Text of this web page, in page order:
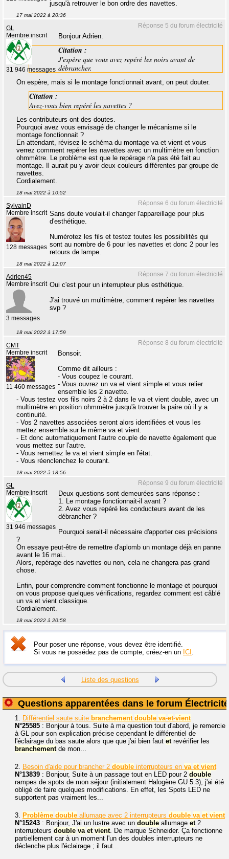
jusqu'à retrouver le bon ordre des navettes.
17 mai 2022 à 20:36
Réponse 5 du forum électricité
GL
Membre inscrit
31 946 messages
Bonjour Adrien.
Citation :
J'espère que vous avez repéré les noirs avant de
débrancher.
On espère, mais si le montage fonctionnait avant, on peut douter.
Citation :
Avez-vous bien repéré les navettes ?
Les contributeurs ont des doutes.
Pourquoi avez vous envisagé de changer le mécanisme si le
montage fonctionnait ?
En attendant, révisez le schéma du montage va et vient et vous
verrez comment repérer les navettes avec un multimètre en fonction
ohmmètre. Le problème est que le repérage n'a pas été fait au
montage. Il aurait pu y avoir deux couleurs différentes par groupe de
navettes.
Cordialement.
18 mai 2022 à 10:52
Réponse 6 du forum électricité
SylvainD
Membre inscrit
128 messages
Sans doute voulait-il changer l'appareillage pour plus
d'esthétique.
Numérotez les fils et testez toutes les possibilités qui
sont au nombre de 6 pour les navettes et donc 2 pour les
retours de lampe.
18 mai 2022 à 12:07
Réponse 7 du forum électricité
Adrien45
Membre inscrit
3 messages
Oui c'est pour un interrupteur plus esthétique.
J'ai trouvé un multimètre, comment repérer les navettes
svp ?
18 mai 2022 à 17:59
Réponse 8 du forum électricité
CMT
Membre inscrit
11 460 messages
Bonsoir.
Comme dit ailleurs :
- Vous coupez le courant.
- Vous ouvrez un va et vient simple et vous relier
ensemble les 2 navette.
- Vous testez vos fils noirs 2 à 2 dans le va et vient double, avec un
multimètre en position ohmmètre jusqu'à trouver la paire où il y a
continuité.
- Vos 2 navettes associées seront alors identifiées et vous les
mettez ensemble sur le même va et vient.
- Et donc automatiquement l'autre couple de navette également que
vous mettez sur l'autre.
- Vous remettez le va et vient simple en l'état.
- Vous réenclenchez le courant.
18 mai 2022 à 18:56
Réponse 9 du forum électricité
GL
Membre inscrit
31 946 messages
Deux questions sont demeurées sans réponse :
1. Le montage fonctionnait-il avant ?
2. Avez vous repéré les conducteurs avant de les
débrancher ?
Pourquoi serait-il nécessaire d'apporter ces précisions
?
On essaye peut-être de remettre d'aplomb un montage déjà en panne
avant le 16 mai..
Alors, repérage des navettes ou non, cela ne changera pas grand
chose.
Enfin, pour comprendre comment fonctionne le montage et pourquoi
on vous propose quelques vérifications, regardez comment est câblé
un va et vient classique.
Cordialement.
18 mai 2022 à 20:58
Pour poser une réponse, vous devez être identifié.
Si vous ne possédez pas de compte, créez-en un ICI
Liste des questions
Questions apparentées dans le forum Électricité
1. Différentiel saute suite branchement double va-et-vient
N°25585 : Bonjour à tous. Suite à ma question tout d'abord, je remercie
à GL pour son explication précise cependant le différentiel de
l'éclairage du bas saute alors que que j'ai bien faut et revérifier les
branchement de mon...
2. Besoin d'aide pour brancher 2 double interrupteurs en va et vient
N°13839 : Bonjour, Suite à un passage tout en LED pour 2 double
rampes de spots de mon séjour (initialement Halogène GU 5.3), j'ai été
obligé de faire quelques modifications. En effet, les Spots LED ne
supportent pas vraiment les...
3. Problème double allumage avec 2 interrupteurs double va et vient
N°15243 : Bonjour, J'ai un lustre avec un double allumage et 2
interrupteurs double va et vient . De marque Schneider. Ça fonctionne
partiellement car à un moment l'un des doubles interrupteurs ne
déclenche plus l'éclairage ; il faut...